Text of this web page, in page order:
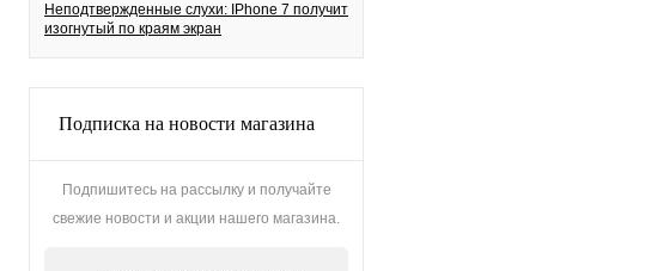
Неподтвержденные слухи: IPhone 7 получит
изогнутый по краям экран
Подписка на новости магазина
Подпишитесь на рассылку и получайте
свежие новости и акции нашего магазина.